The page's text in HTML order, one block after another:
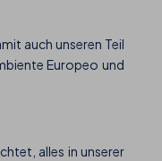
auch unseren Teil
Europeo und
alles in unserer